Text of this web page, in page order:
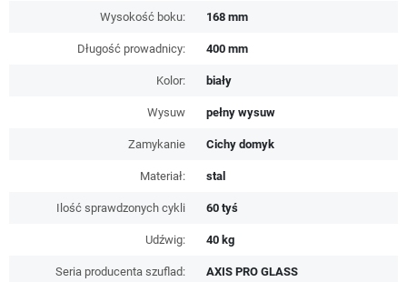
Wysokość boku: 168 mm
Długość prowadnicy: 400 mm
Kolor: biały
Wysuw pełny wysuw
Zamykanie Cichy domyk
Materiał: stal
Ilość sprawdzonych cykli 60 tyś
Udźwig: 40 kg
Seria producenta szuflad: AXIS PRO GLASS